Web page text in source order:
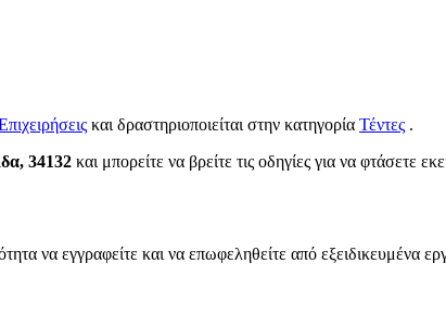
και δραστηριοποιείται στην κατηγορία Τέντες .
34132 και μπορείτε να βρείτε τις οδηγίες για να φτάσετε
να εγγραφείτε και να επωφεληθείτε από εξειδικευμένα